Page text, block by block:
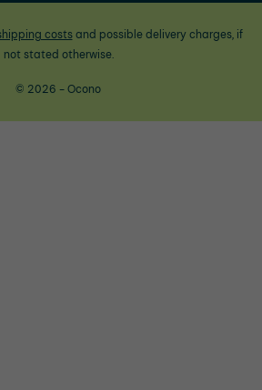
costsand possible delivery charges, if
not stated otherwise.
© 2026 - Ocono